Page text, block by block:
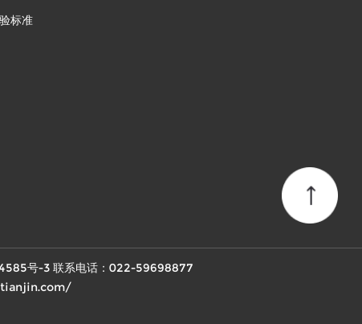
标准
号-3 联系电话：022-59698877